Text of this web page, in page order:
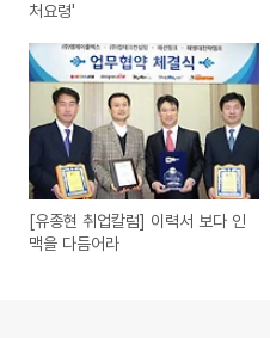
처요령'
[유종현 취업칼럼] 이력서 보다 인
맥을 다듬어라